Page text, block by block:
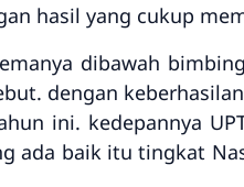
hasil yang cukup
dibawah
dengan
ini. kedepannya
ada baik itu tingkat